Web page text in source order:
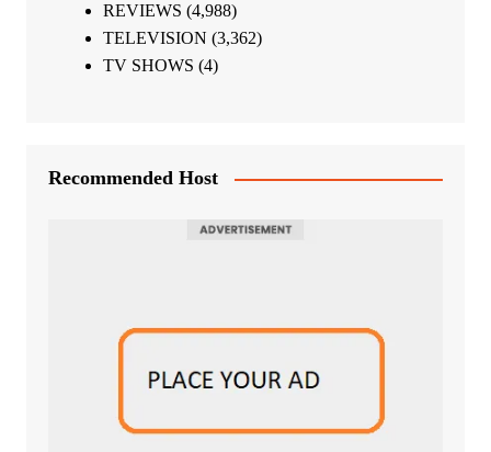
REVIEWS (4,988)
TELEVISION (3,362)
TV SHOWS (4)
Recommended Host